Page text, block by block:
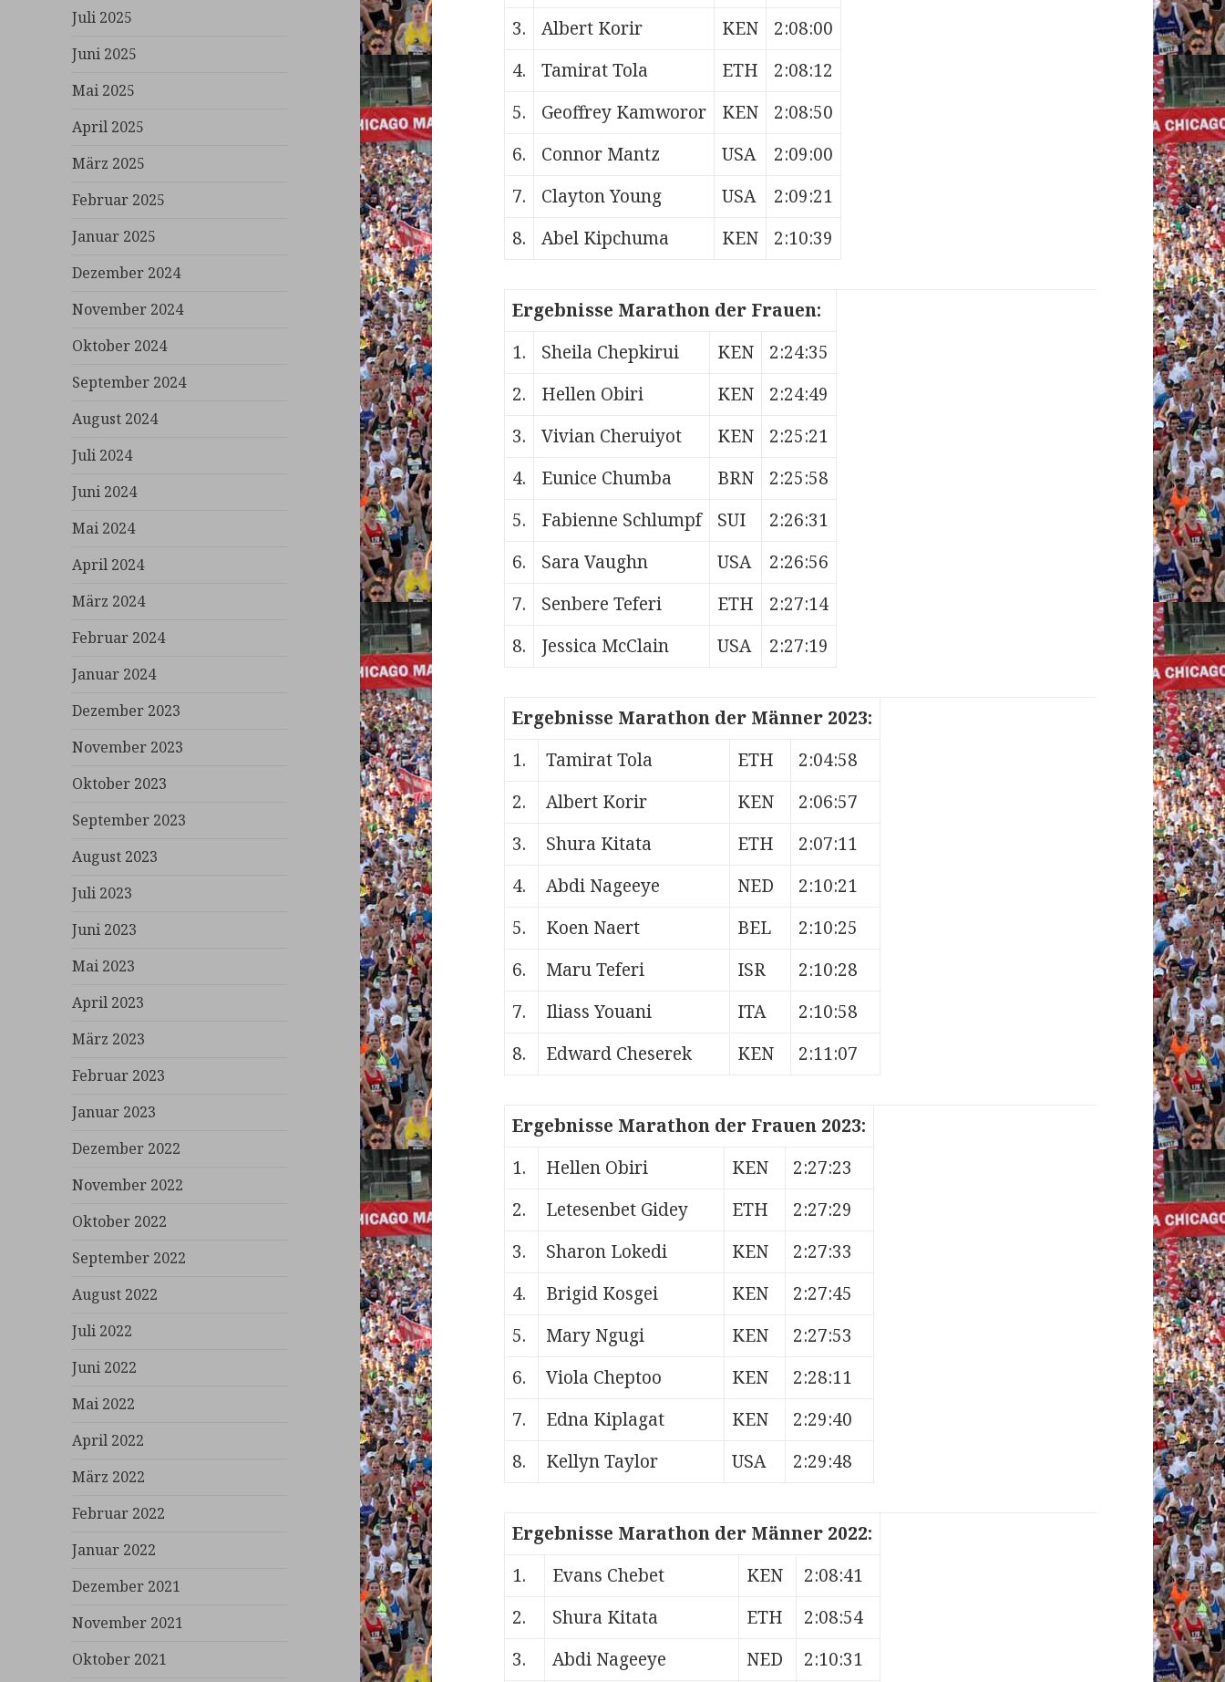
Juli 2025
Juni 2025
Mai 2025
April 2025
März 2025
Februar 2025
Januar 2025
Dezember 2024
November 2024
Oktober 2024
September 2024
August 2024
Juli 2024
Juni 2024
Mai 2024
April 2024
März 2024
Februar 2024
Januar 2024
Dezember 2023
November 2023
Oktober 2023
September 2023
August 2023
Juli 2023
Juni 2023
Mai 2023
April 2023
März 2023
Februar 2023
Januar 2023
Dezember 2022
November 2022
Oktober 2022
September 2022
August 2022
Juli 2022
Juni 2022
Mai 2022
April 2022
März 2022
Februar 2022
Januar 2022
Dezember 2021
November 2021
Oktober 2021
3.
Albert Korir KEN
2:08:00
4.
Tamirat Tola ETH
2:08:12
5.
Geoffrey Kamworor KEN
2:08:50
6.
Connor Mantz USA
2:09:00
7.
Clayton Young USA
2:09:21
8.
Abel Kipchuma KEN 2:10:39
Ergebnisse Marathon der Frauen:
1.
Sheila Chepkirui KEN
2:24:35
2.
Hellen Obiri KEN
2:24:49
3.
Vivian Cheruiyot KEN
2:25:21
4.
Eunice Chumba BRN
2:25:58
5.
Fabienne Schlumpf SUI
2:26:31
6.
Sara Vaughn USA
2:26:56
7.
Senbere Teferi ETH
2:27:14
8.
Jessica McClain USA 2:27:19
Ergebnisse Marathon der Männer 2023:
1.
Tamirat Tola ETH
2:04:58
2.
Albert Korir KEN
2:06:57
3.
Shura Kitata ETH
2:07:11
4.
Abdi Nageeye NED
2:10:21
5.
Koen Naert BEL
2:10:25
6.
Maru Teferi ISR
2:10:28
7.
Iliass Youani ITA
2:10:58
8.
Edward Cheserek KEN 2:11:07
Ergebnisse Marathon der Frauen 2023:
1.
Hellen Obiri KEN
2:27:23
2.
Letesenbet Gidey ETH
2:27:29
3.
Sharon Lokedi KEN
2:27:33
4.
Brigid Kosgei KEN
2:27:45
5.
Mary Ngugi KEN
2:27:53
6.
Viola Cheptoo KEN
2:28:11
7.
Edna Kiplagat KEN
2:29:40
8.
Kellyn Taylor USA 2:29:48
Ergebnisse Marathon der Männer 2022:
1.
Evans Chebet KEN
2:08:41
2.
Shura Kitata ETH
2:08:54
3.
Abdi Nageeye NED 2:10:31